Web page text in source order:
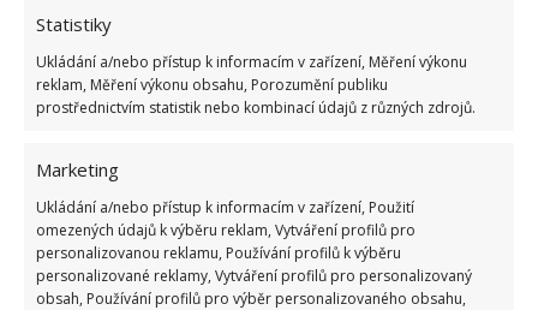
Statistiky
Ukládání a/nebo přístup k informacím v zařízení, Měření výkonu
reklam, Měření výkonu obsahu, Porozumění publiku
prostřednictvím statistik nebo kombinací údajů z různých zdrojů.
Marketing
Ukládání a/nebo přístup k informacím v zařízení, Použití
omezených údajů k výběru reklam, Vytváření profilů pro
personalizovanou reklamu, Používání profilů k výběru
personalizované reklamy, Vytváření profilů pro personalizovaný
obsah, Používání profilů pro výběr personalizovaného obsahu,